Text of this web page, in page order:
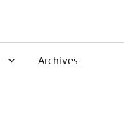
Archives